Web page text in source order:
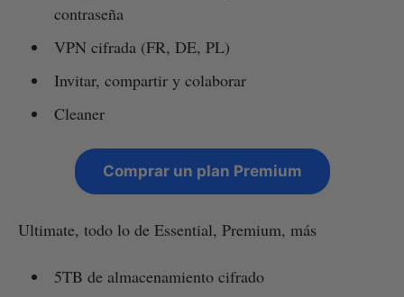
contraseña
VPN cifrada (FR, DE, PL)
Invitar, compartir y colaborar
Cleaner
Comprar un plan Premium
Ultimate, todo lo de Essential, Premium, más
5TB de almacenamiento cifrado